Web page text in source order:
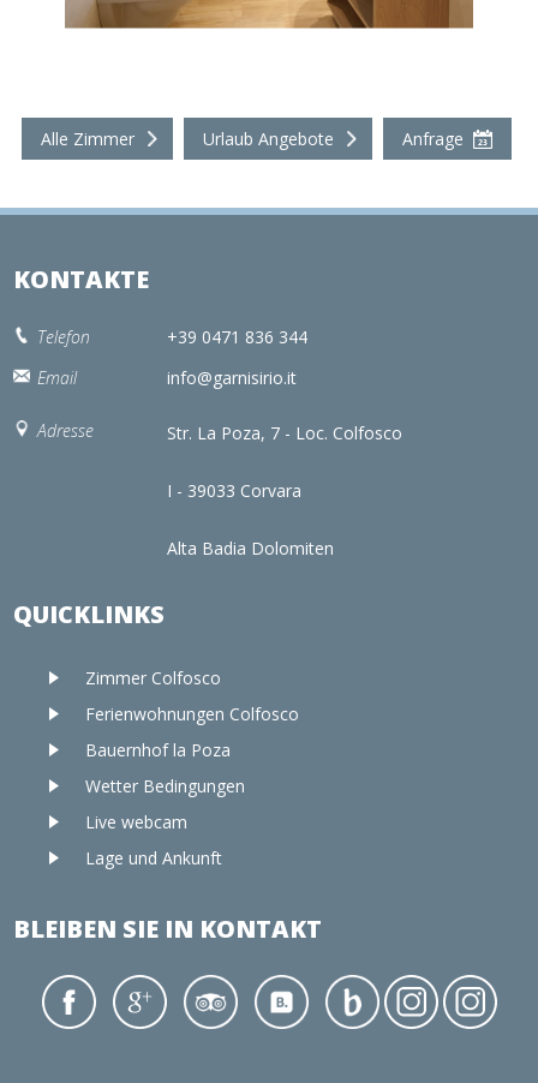
Alle Zimmer Urlaub Angebote Anfrage
KONTAKTE
Telefon
+39 0471 836 344
Email
info@garnisirio.it
Adresse Str. La Poza, 7 - Loc. Colfosco
I - 39033 Corvara
Alta Badia Dolomiten
QUICKLINKS
Zimmer Colfosco
Ferienwohnungen Colfosco
Bauernhof la Poza
Wetter Bedingungen
Live webcam
Lage und Ankunft
BLEIBEN SIE IN KONTAKT